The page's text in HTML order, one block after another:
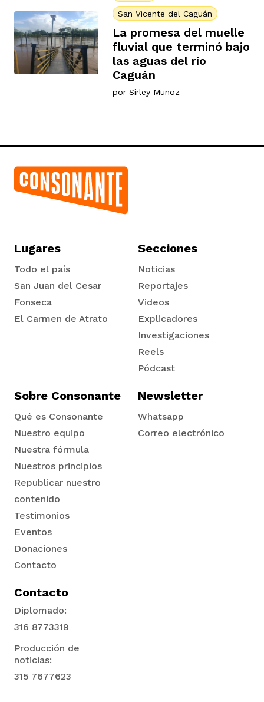
San Vicente del Caguán
La promesa del muelle
fluvial que terminó bajo
las aguas del río
Caguán
por Sirley Munoz
Lugares
Todo el país
San Juan del Cesar
Fonseca
El Carmen de Atrato
Secciones
Noticias
Reportajes
Videos
Explicadores
Investigaciones
Reels
Pódcast
Sobre Consonante
Qué es Consonante
Nuestro equipo
Nuestra fórmula
Nuestros principios
Republicar nuestro
contenido
Testimonios
Eventos
Donaciones
Contacto
Newsletter
Whatsapp
Correo electrónico
Contacto
Diplomado:
316 8773319
Producción de
noticias:
315 7677623